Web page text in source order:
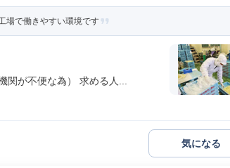
場で働きやすい環境です
関が不便な為） 求める人...
気になる